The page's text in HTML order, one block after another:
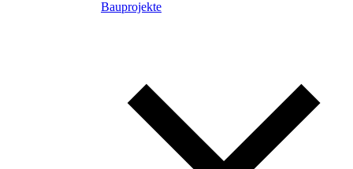
Bauprojekte